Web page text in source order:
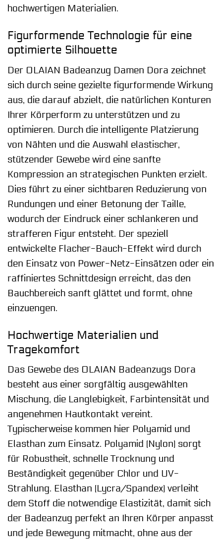
hochwertigen Materialien.
Figurformende Technologie für eine
optimierte Silhouette
Der OLAIAN Badeanzug Damen Dora zeichnet
sich durch seine gezielte figurformende Wirkung
aus, die darauf abzielt, die natürlichen Konturen
Ihrer Körperform zu unterstützen und zu
optimieren. Durch die intelligente Platzierung
von Nähten und die Auswahl elastischer,
stützender Gewebe wird eine sanfte
Kompression an strategischen Punkten erzielt.
Dies führt zu einer sichtbaren Reduzierung von
Rundungen und einer Betonung der Taille,
wodurch der Eindruck einer schlankeren und
strafferen Figur entsteht. Der speziell
entwickelte Flacher-Bauch-Effekt wird durch
den Einsatz von Power-Netz-Einsätzen oder ein
raffiniertes Schnittdesign erreicht, das den
Bauchbereich sanft glättet und formt, ohne
einzuengen.
Hochwertige Materialien und
Tragekomfort
Das Gewebe des OLAIAN Badeanzugs Dora
besteht aus einer sorgfältig ausgewählten
Mischung, die Langlebigkeit, Farbintensität und
angenehmen Hautkontakt vereint.
Typischerweise kommen hier Polyamid und
Elasthan zum Einsatz. Polyamid (Nylon) sorgt
für Robustheit, schnelle Trocknung und
Beständigkeit gegenüber Chlor und UV-
Strahlung. Elasthan (Lycra/Spandex) verleiht
dem Stoff die notwendige Elastizität, damit sich
der Badeanzug perfekt an Ihren Körper anpasst
und jede Bewegung mitmacht, ohne aus der